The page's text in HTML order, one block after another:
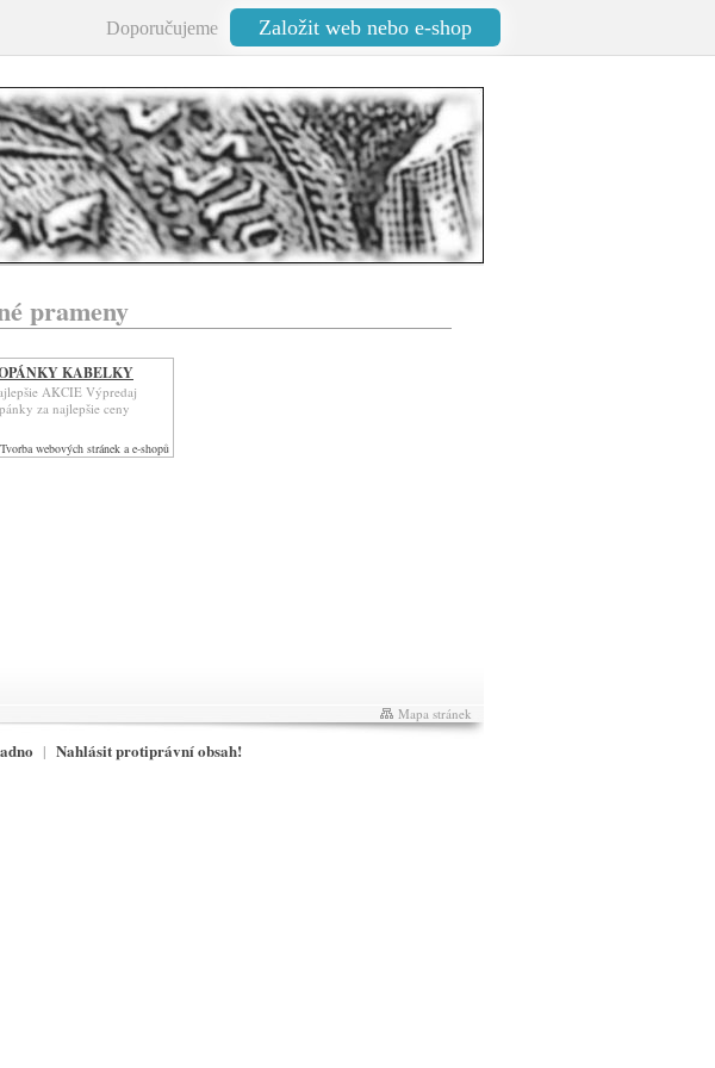
Doporučujeme Založit web nebo e-shop
prameny
KABELKY
AKCIE Výpredaj
za najlepšie ceny
Tvorba webových stránek a e-shopů
Mapa stránek
| Nahlásit protiprávní obsah!